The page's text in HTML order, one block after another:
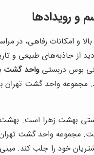
و رویدادها
بالا و امکانات
از جاذبه‌های طبیعی
بوس دربستی واحد گشت
واحد گشت تهران
بهشت زهرا است.
مجموعه واحد گشت تهران
خود را جلب کند.